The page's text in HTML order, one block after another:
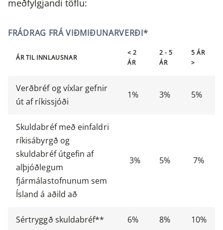
meðfylgjandi töflu:
FRÁDRAG FRÁ VIÐMIÐUNARVERÐI*
ÁR TIL INNLAUSNAR
< 2
ÁR
2 - 5
ÁR
5 ÁR
>
Verðbréf og víxlar gefnir
út af ríkissjóði
1% 3% 5%
Skuldabréf með einfaldri
ríkisábyrgð og
skuldabréf útgefin af
alþjóðlegum
fjármálastofnunum sem
Ísland á aðild að
3% 5% 7%
Sértryggð skuldabréf** 6% 8% 10%